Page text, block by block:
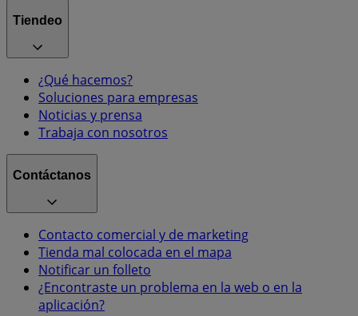
Tiendeo
¿Qué hacemos?
Soluciones para empresas
Noticias y prensa
Trabaja con nosotros
Contáctanos
Contacto comercial y de marketing
Tienda mal colocada en el mapa
Notificar un folleto
¿Encontraste un problema en la web o en la
aplicación?